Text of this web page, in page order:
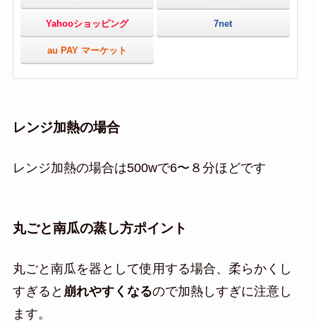
Yahooショッピング 7net
au PAY マーケット
レンジ加熱の場合
レンジ加熱の場合は500wで6〜８分ほどです
丸ごと南瓜の蒸し方ポイント
丸ごと南瓜を器として使用する場合、柔らかくし
すぎると 崩れやすくなるので加熱しすぎに注意し
ます。